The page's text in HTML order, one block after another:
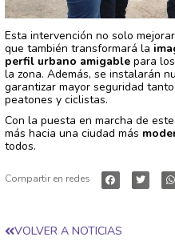
Esta intervención no solo
que también transformará la
perfil urbano amigable para
la zona. Además, se instalarán
garantizar mayor seguridad
peatones y ciclistas.
Con la puesta en marcha de
más hacia una ciudad más
todos.
Compartir en redes
VOLVER A NOTICIAS